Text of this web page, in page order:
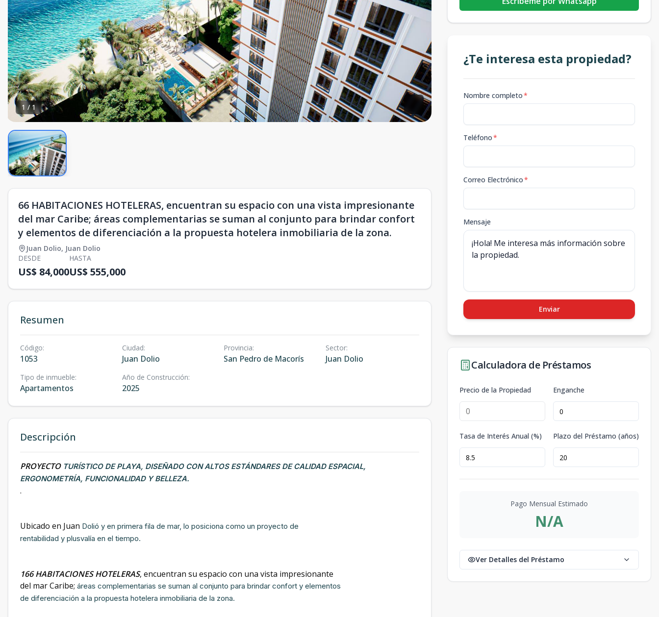
1 /1
66 HABITACIONES HOTELERAS, encuentran su espacio con una vista impresionante
del mar Caribe; áreas complementarias se suman al conjunto para brindar confort
y elementos de diferenciación a la propuesta hotelera inmobiliaria de la zona.
Juan Dolio, Juan Dolio
DESDE
US$ 84,000
HASTA
US$ 555,000
Resumen
Código:
1053
Ciudad:
Juan Dolio
Provincia:
San Pedro de Macorís
Sector:
Juan Dolio
Tipo de inmueble:
Apartamentos
Año de Construcción:
2025
Descripción
PROYECTO TURÍSTICO DE PLAYA, DISEÑADO CON ALTOS ESTÁNDARES DE CALIDAD ESPACIAL,
ERGONOMETRÍA, FUNCIONALIDAD Y BELLEZA.
.
Ubicado en Juan Dolió y en primera fila de mar, lo posiciona como un proyecto de
rentabilidad y plusvalía en el tiempo.
166 HABITACIONES HOTELERAS, encuentran su espacio con una vista impresionante
del mar Caribe; áreas complementarias se suman al conjunto para brindar confort y elementos
de diferenciación a la propuesta hotelera inmobiliaria de la zona.
¿Te interesa esta propiedad?
Nombre completo*
Teléfono*
Correo Electrónico*
Mensaje
Enviar
Calculadora de Préstamos
Precio de la Propiedad Enganche
Tasa de Interés Anual (%) Plazo del Préstamo (años)
Pago Mensual Estimado
N/A
Ver Detalles del Préstamo